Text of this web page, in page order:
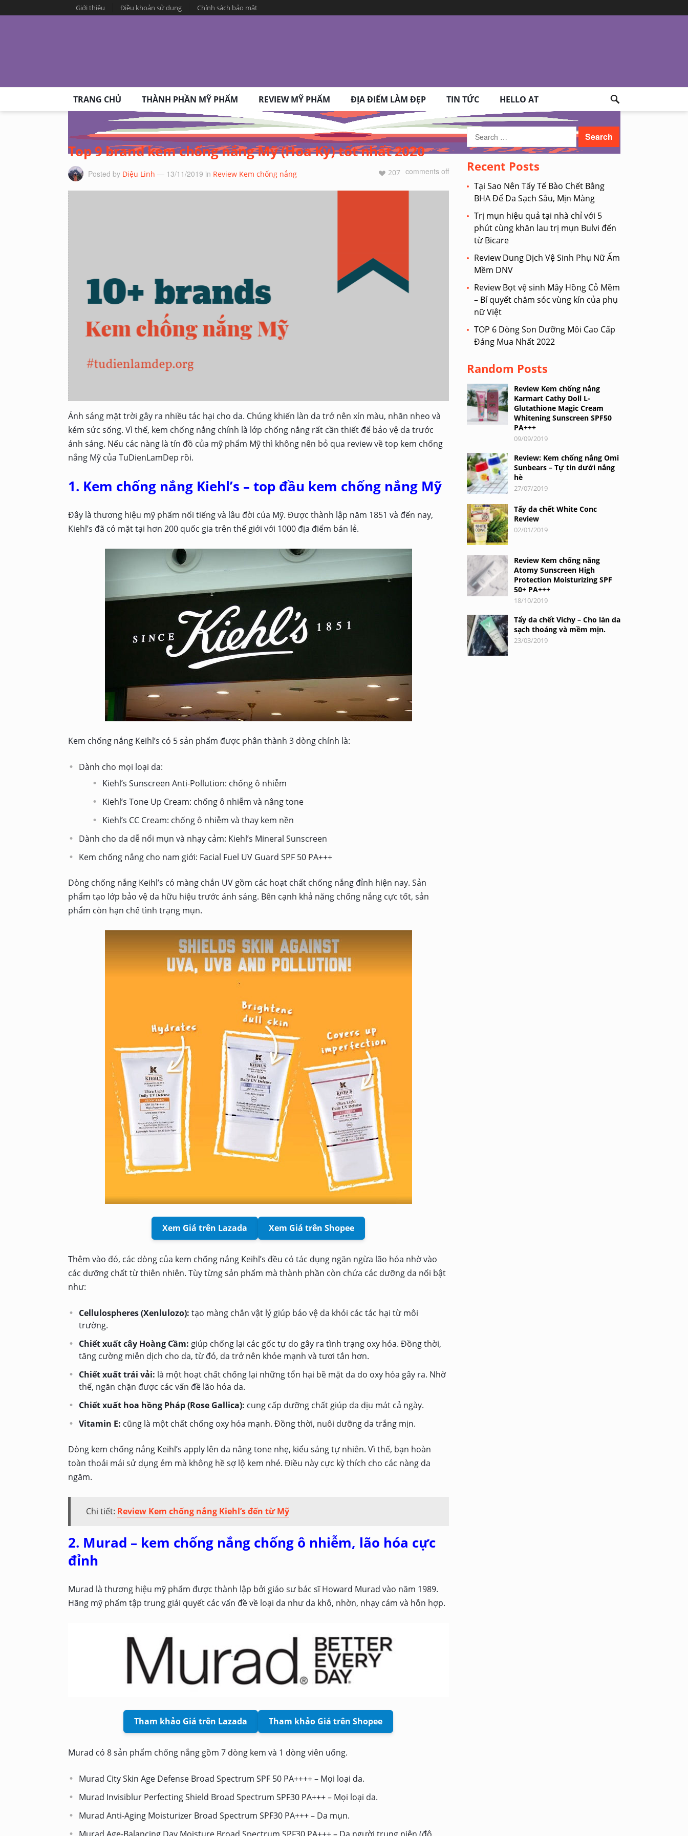
Giới thiệu Điều khoản sử dụng Chính sách bảo mật
TRANG CHỦ THÀNH PHẦN MỸ PHẨM REVIEW MỸ PHẨM ĐỊA ĐIỂM LÀM ĐẸP TIN TỨC HELLO AT
Top 9 brand kem chống nắng Mỹ (Hoa Kỳ) tốt nhất 2020
Posted by Diệu Linh — 13/11/2019 in Review Kem chống nắng comments off
207
Ánh sáng mặt trời gây ra nhiều tác hại cho da. Chúng khiến làn da trở nên xỉn màu, nhăn nheo và
kém sức sống. Vì thế, kem chống nắng chính là lớp chống nắng rất cần thiết để bảo vệ da trước
ánh sáng. Nếu các nàng là tín đồ của mỹ phẩm Mỹ thì không nên bỏ qua review về top kem chống
nắng Mỹ của TuDienLamDep rồi.
1. Kem chống nắng Kiehl’s – top đầu kem chống nắng Mỹ
Đây là thương hiệu mỹ phẩm nổi tiếng và lâu đời của Mỹ. Được thành lập năm 1851 và đến nay,
Kiehl’s đã có mặt tại hơn 200 quốc gia trên thế giới với 1000 địa điểm bán lẻ.
Kem chống nắng Keihl’s có 5 sản phẩm được phân thành 3 dòng chính là:
Dành cho mọi loại da:
Kiehl’s Sunscreen Anti-Pollution: chống ô nhiễm
Kiehl’s Tone Up Cream: chống ô nhiễm và nâng tone
Kiehl’s CC Cream: chống ô nhiễm và thay kem nền
Dành cho da dễ nổi mụn và nhạy cảm: Kiehl’s Mineral Sunscreen
Kem chống nắng cho nam giới: Facial Fuel UV Guard SPF 50 PA+++
Dòng chống nắng Keihl’s có màng chắn UV gồm các hoạt chất chống nắng đỉnh hiện nay. Sản
phẩm tạo lớp bảo vệ da hữu hiệu trước ánh sáng. Bên cạnh khả năng chống nắng cực tốt, sản
phẩm còn hạn chế tình trạng mụn.
Xem Giá trên Lazada Xem Giá trên Shopee
Thêm vào đó, các dòng của kem chống nắng Keihl’s đều có tác dụng ngăn ngừa lão hóa nhờ vào
các dưỡng chất từ thiên nhiên. Tùy từng sản phẩm mà thành phần còn chứa các dưỡng da nổi bật
như:
Cellulospheres (Xenlulozo): tạo màng chắn vật lý giúp bảo vệ da khỏi các tác hại từ môi
trường.
Chiết xuất cây Hoàng Cầm: giúp chống lại các gốc tự do gây ra tình trạng oxy hóa. Đồng thời,
tăng cường miễn dịch cho da, từ đó, da trở nên khỏe mạnh và tươi tắn hơn.
Chiết xuất trái vải: là một hoạt chất chống lại những tổn hại bề mặt da do oxy hóa gây ra. Nhờ
thế, ngăn chặn được các vấn đề lão hóa da.
Chiết xuất hoa hồng Pháp (Rose Gallica): cung cấp dưỡng chất giúp da dịu mát cả ngày.
Vitamin E: cũng là một chất chống oxy hóa mạnh. Đồng thời, nuôi dưỡng da trắng mịn.
Dòng kem chống nắng Keihl’s apply lên da nâng tone nhẹ, kiểu sáng tự nhiên. Vì thế, bạn hoàn
toàn thoải mái sử dụng ẻm mà không hề sợ lộ kem nhé. Điều này cực kỳ thích cho các nàng da
ngăm.
Chi tiết: Review Kem chống nắng Kiehl’s đến từ Mỹ
2. Murad – kem chống nắng chống ô nhiễm, lão hóa cực
đỉnh
Murad là thương hiệu mỹ phẩm được thành lập bởi giáo sư bác sĩ Howard Murad vào năm 1989.
Hãng mỹ phẩm tập trung giải quyết các vấn đề về loại da như da khô, nhờn, nhạy cảm và hỗn hợp.
Tham khảo Giá trên Lazada Tham khảo Giá trên Shopee
Murad có 8 sản phẩm chống nắng gồm 7 dòng kem và 1 dòng viên uống.
Murad City Skin Age Defense Broad Spectrum SPF 50 PA++++ – Mọi loại da.
Murad Invisiblur Perfecting Shield Broad Spectrum SPF30 PA+++ – Mọi loại da.
Murad Anti-Aging Moisturizer Broad Spectrum SPF30 PA+++ – Da mụn.
Search
for:
Recent Posts
Tại Sao Nên Tẩy Tế Bào Chết Bằng
BHA Để Da Sạch Sâu, Mịn Màng
Trị mụn hiệu quả tại nhà chỉ với 5
phút cùng khăn lau trị mụn Bulvi đến
từ Bicare
Review Dung Dịch Vệ Sinh Phụ Nữ Ẩm
Mềm DNV
Review Bọt vệ sinh Mây Hồng Cỏ Mềm
– Bí quyết chăm sóc vùng kín của phụ
nữ Việt
TOP 6 Dòng Son Dưỡng Môi Cao Cấp
Đáng Mua Nhất 2022
Random Posts
Review Kem chống nắng
Karmart Cathy Doll L-
Glutathione Magic Cream
Whitening Sunscreen SPF50
PA+++
09/09/2019
Review: Kem chống nắng Omi
Sunbears – Tự tin dưới nắng
hè
27/07/2019
Tẩy da chết White Conc
Review
02/01/2019
Review Kem chống nắng
Atomy Sunscreen High
Protection Moisturizing SPF
50+ PA+++
18/10/2019
Tẩy da chết Vichy – Cho làn da
sạch thoáng và mềm mịn.
23/03/2019